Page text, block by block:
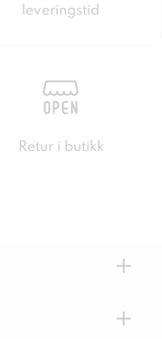
leveringstid
Retur i butikk
+
+